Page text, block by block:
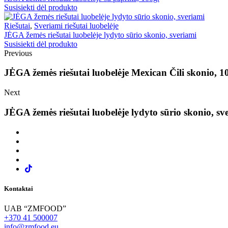
Susisiekti dėl produkto
Riešutai, Sveriami riešutai luobelėje
JĖGA žemės riešutai luobelėje lydyto sūrio skonio, sveriami
Susisiekti dėl produkto
Previous
JĖGA žemės riešutai luobelėje Mexican Čili skonio,
Next
JĖGA žemės riešutai luobelėje lydyto sūrio skonio,
Kontaktai
UAB “ZMFOOD”
+370 41 500007